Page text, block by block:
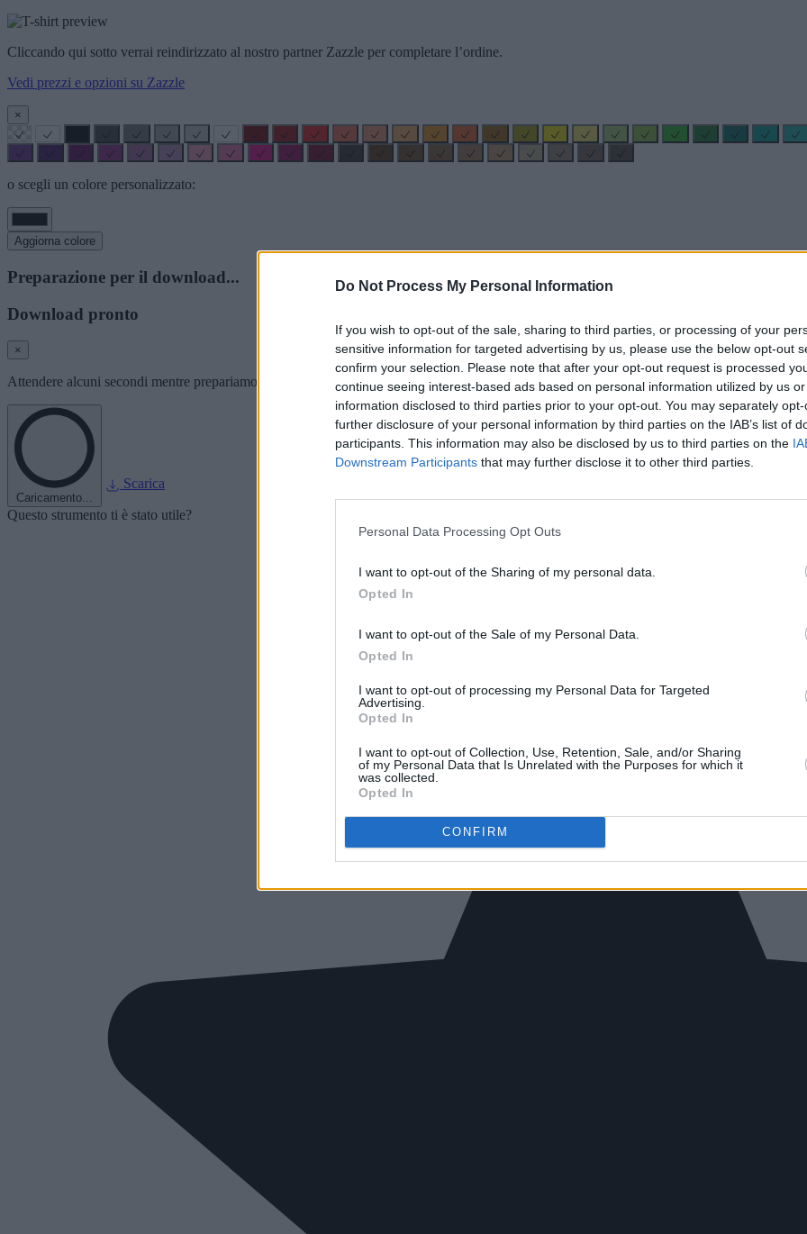
Do Not Process My Personal Information
If you wish to opt-out of the sale, sharing to third parties, or processing of your
sensitive information for targeted advertising by us, please use the below opt-out
confirm your selection. Please note that after your opt-out request is processed
continue seeing interest-based ads based on personal information utilized by us
information disclosed to third parties prior to your opt-out. You may separately
further disclosure of your personal information by third parties on the IAB’s list of
participants. This information may also be disclosed by us to third parties on the
Downstream Participants that may further disclose it to other third parties.
Personal Data Processing Opt Outs
I want to opt-out of the Sharing of my personal data.
Opted In
I want to opt-out of the Sale of my Personal Data.
Opted In
I want to opt-out of processing my Personal Data for Targeted
Advertising.
Opted In
I want to opt-out of Collection, Use, Retention, Sale, and/or Sharing
of my Personal Data that Is Unrelated with the Purposes for which it
was collected.
Opted In
CONFIRM
Cliccando qui sotto verrai reindirizzato al nostro partner Zazzle per completare l’ordine.
Vedi prezzi e opzioni su Zazzle
×
o scegli un colore personalizzato:
Aggiorna colore
Preparazione per il download...
Download pronto
×
Attendere alcuni secondi mentre prepariamo l'immagine del font per il download.
Caricamento...
Scarica
Questo strumento ti è stato utile?